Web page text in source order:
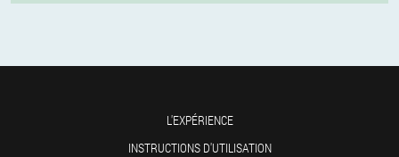
L'EXPÉRIENCE
INSTRUCTIONS D'UTILISATION